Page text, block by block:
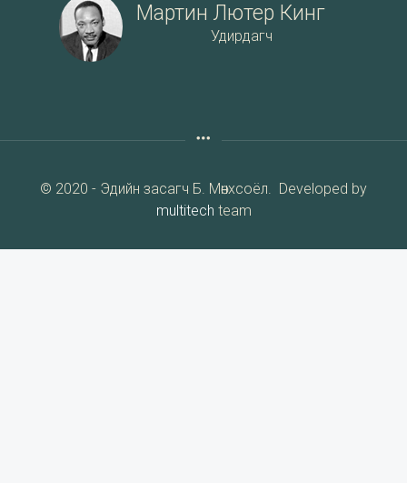
Мартин Лютер Кинг
Удирдагч
© 2020 - Эдийн засагч Б. Мөнхсоёл. Developed by
multitech team